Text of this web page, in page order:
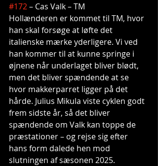
#172 – Cas Valk – TM
Hollænderen er kommet til TM, hvor
han skal forsøge at løfte det
italienske mærke yderligere. Vi ved
han kommer til at kunne springe i
øjnene når underlaget bliver blødt,
men det bliver spændende at se
hvor makkerparret ligger på det
hårde. Julius Mikula viste cyklen godt
frem sidste år, så det bliver
spændende om Valk kan toppe de
præstationer – og rejse sig efter
hans form dalede hen mod
slutningen af sæsonen 2025.